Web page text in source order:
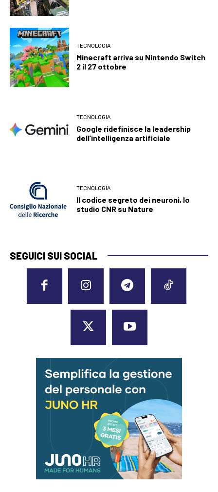
TECNOLOGIA
Minecraft arriva su Nintendo Switch
2 il 27 ottobre
TECNOLOGIA
Google ridefinisce la leadership
dell’intelligenza artificiale
TECNOLOGIA
Il codice segreto dei neuroni, lo
studio CNR su Nature
SEGUICI SUI SOCIAL